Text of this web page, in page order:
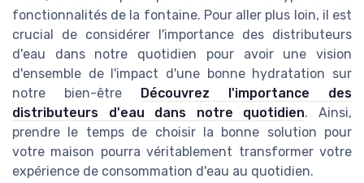
fonctionnalités de la fontaine. Pour aller plus loin, il est
crucial de considérer l'importance des distributeurs
d'eau dans notre quotidien pour avoir une vision
d'ensemble de l'impact d'une bonne hydratation sur
notre bien-être Découvrez l'importance des
distributeurs d'eau dans notre quotidien. Ainsi,
prendre le temps de choisir la bonne solution pour
votre maison pourra véritablement transformer votre
expérience de consommation d'eau au quotidien.